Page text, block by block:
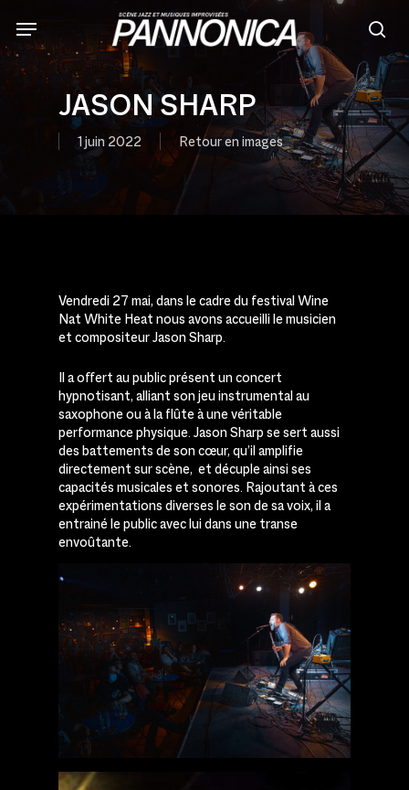
main
content
JASON SHARP
1 juin 2022 Retour en images
Vendredi 27 mai, dans le cadre du festival Wine
Nat White Heat nous avons accueilli le musicien
et compositeur Jason Sharp.
Il a offert au public présent un concert
hypnotisant, alliant son jeu instrumental au
saxophone ou à la flûte à une véritable
performance physique. Jason Sharp se sert aussi
des battements de son cœur, qu’il amplifie
directement sur scène, et décuple ainsi ses
capacités musicales et sonores. Rajoutant à ces
expérimentations diverses le son de sa voix, il a
entrainé le public avec lui dans une transe
envoûtante.